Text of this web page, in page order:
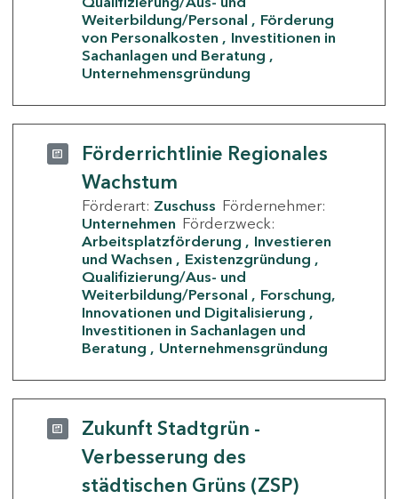
Weiterbildung/Personal
Förderung
von Personalkosten
Investitionen in
Sachanlagen und Beratung
Unternehmensgründung
Förderrichtlinie Regionales
Wachstum
Förderart: Zuschuss Fördernehmer:
Unternehmen Förderzweck:
Arbeitsplatzförderung
Investieren
und Wachsen
Existenzgründung
Qualifizierung/Aus- und
Weiterbildung/Personal
Forschung,
Innovationen und Digitalisierung
Investitionen in Sachanlagen und
Beratung
Unternehmensgründung
Zukunft Stadtgrün -
Verbesserung des
städtischen Grüns (ZSP)